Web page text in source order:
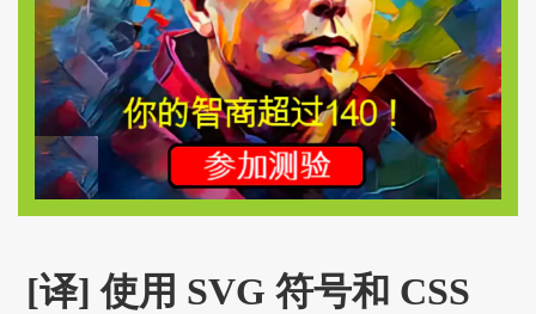
[译] 使用 SVG 符号和 CSS